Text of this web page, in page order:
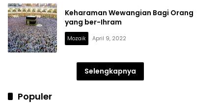
Keharaman Wewangian Bagi Orang
yang ber-Ihram
Mozaik April 9, 2022
Selengkapnya
Populer